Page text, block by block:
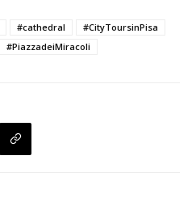
#cathedral
#CityToursinPisa
#PiazzadeiMiracoli